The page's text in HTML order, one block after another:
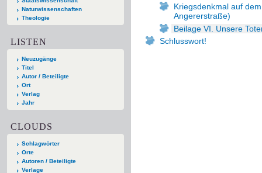
Naturwissenschaften
Theologie
LISTEN
Neuzugänge
Titel
Autor / Beteiligte
Ort
Verlag
Jahr
CLOUDS
Schlagwörter
Orte
Autoren / Beteiligte
Verlage
Kriegsdenkmal auf
Angererstraße)
Beilage VI. Unsere
Schlusswort!